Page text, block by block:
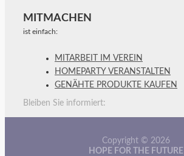
MITMACHEN
ist einfach:
MITARBEIT IM VEREIN
HOMEPARTY VERANSTALTEN
GENÄHTE PRODUKTE KAUFEN
Bleiben Sie informiert:
Copyright © 2026
HOPE FOR THE FUTURE